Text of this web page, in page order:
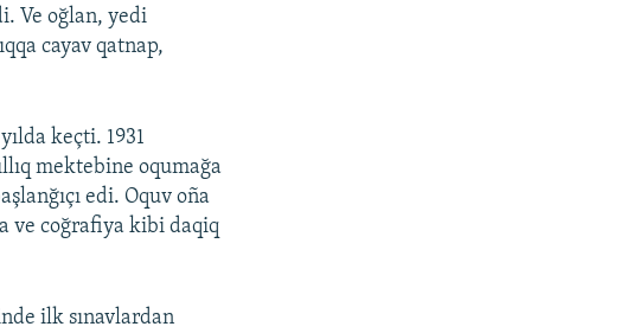
Ve oğlan, yedi
cayav qatnap,
keçti. 1931
mektebine oqumağa
edi. Oquv oña
ve coğrafiya kibi daqiq
ilk sınavlardan